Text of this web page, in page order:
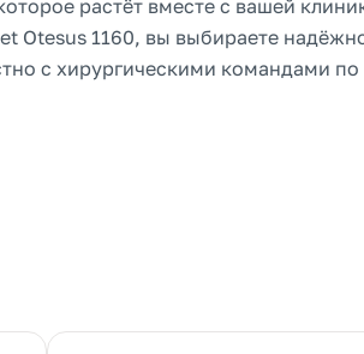
растёт вместе с вашей
Otesus 1160, вы выбираете
с хирургическими командами по